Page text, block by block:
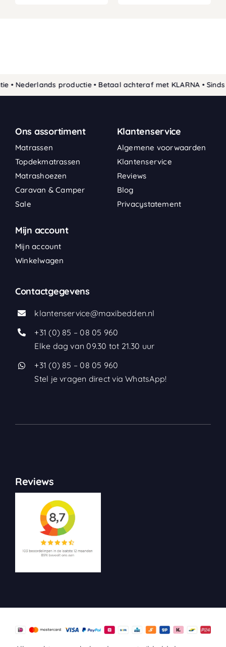
productie • Betaal achteraf met KLARNA • Sinds
Ons assortiment
Matrassen
Topdekmatrassen
Matrashoezen
Caravan & Camper
Sale
Klantenservice
Algemene voorwaarden
Klantenservice
Reviews
Blog
Privacystatement
Mijn account
Mijn account
Winkelwagen
Contactgegevens
klantenservice@maxibedden.nl
+31 (0) 85 – 08 05 960
Elke dag van 09.30 tot 21.30 uur
+31 (0) 85 – 08 05 960
Stel je vragen direct via WhatsApp!
Reviews